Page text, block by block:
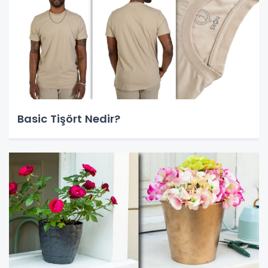
Basic Tişört Nedir?